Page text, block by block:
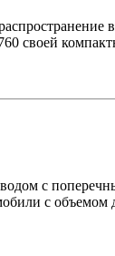
своей
с
с